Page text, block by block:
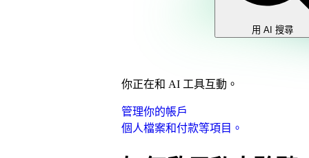
用 AI 搜尋
你正在和 AI 工具互動。
管理你的帳戶
個人檔案和付款等項目。